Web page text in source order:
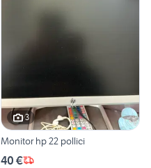
3
Monitor hp 22 pollici
40 €